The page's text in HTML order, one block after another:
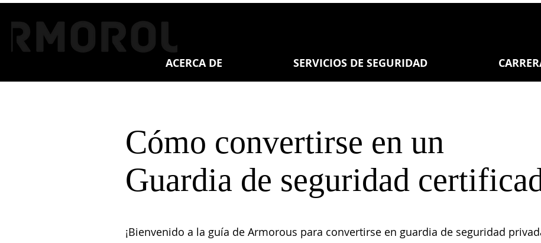
ACERCA DE SERVICIOS DE SEGURIDAD
Cómo convertirse en un
Guardia de seguridad
¡Bienvenido a la guía de Armorous para convertirse en guardia de seguridad